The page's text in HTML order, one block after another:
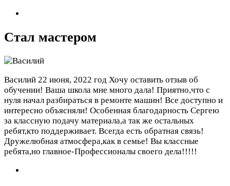
Стал мастером
Василий 22 июня, 2022 год Хочу оставить отзыв об
обучении! Ваша школа мне много дала! Приятно,что с
нуля начал разбираться в ремонте машин! Все доступно и
интересно объясняли! Особенная благодарность Сергею
за классную подачу материала,а так же остальных
ребят,кто поддерживает. Всегда есть обратная связь!
Дружелюбная атмосфера,как в семье! Вы классные
ребята,но главное-Профессионалы своего дела!!!!!